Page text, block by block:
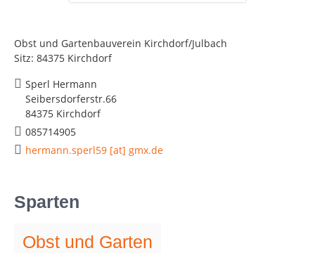
Obst und Gartenbauverein Kirchdorf/Julbach
Sitz: 84375 Kirchdorf
Sperl Hermann
Seibersdorferstr.66
84375 Kirchdorf
085714905
hermann.sperl59 [at] gmx.de
Sparten
Obst und Garten